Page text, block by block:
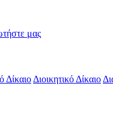
μας
Δίκαιο Διοικητικό Δίκαιο